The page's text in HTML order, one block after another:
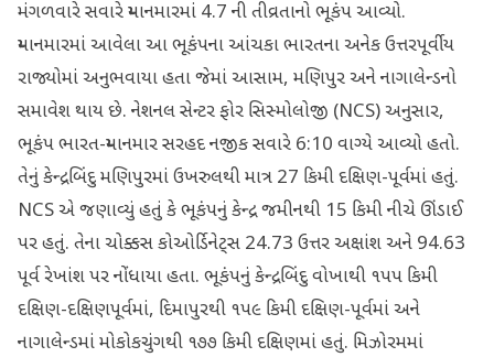
મંગળવારે સવારે મ્યાનમારમાં 4.7 ની તીવ્રતાનો ભૂકંપ આવ્યો.
મ્યાનમારમાં આવેલા આ ભૂકંપના આંચકા ભારતના અનેક ઉત્તરપૂર્વીય
રાજ્યોમાં અનુભવાયા હતા જેમાં આસામ, મણિપુર અને નાગાલેન્ડનો
સમાવેશ થાય છે. નેશનલ સેન્ટર ફોર સિસ્મોલોજી (NCS) અનુસાર,
ભૂકંપ ભારત-મ્યાનમાર સરહદ નજીક સવારે 6:10 વાગ્યે આવ્યો હતો.
તેનું કેન્દ્રબિંદુ મણિપુરમાં ઉખરુલથી માત્ર 27 કિમી દક્ષિણ-પૂર્વમાં હતું.
NCS એ જણાવ્યું હતું કે ભૂકંપનું કેન્દ્ર જમીનથી 15 કિમી નીચે ઊંડાઈ
પર હતું. તેના ચોક્કસ કોઓર્ડિનેટ્સ 24.73 ઉત્તર અક્ષાંશ અને 94.63
પૂર્વ રેખાંશ પર નોંધાયા હતા. ભૂકંપનું કેન્દ્રબિંદુ વોખાથી ૧૫૫ કિમી
દક્ષિણ-દક્ષિણપૂર્વમાં, દિમાપુરથી ૧૫૯ કિમી દક્ષિણ-પૂર્વમાં અને
નાગાલેન્ડમાં મોકોકચુંગથી ૧૭૭ કિમી દક્ષિણમાં હતું. મિઝોરમમાં